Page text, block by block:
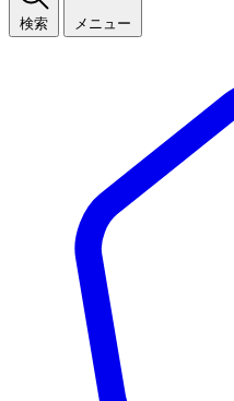
検索 メニュー